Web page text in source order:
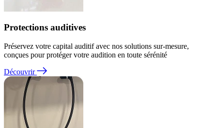
Protections auditives
Préservez votre capital auditif avec nos solutions sur-mesure,
conçues pour protéger votre audition en toute sérénité
Découvrir